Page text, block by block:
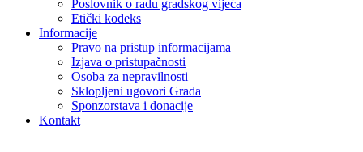
Poslovnik o radu gradskog vijeća
Etički kodeks
Informacije
Pravo na pristup informacijama
Izjava o pristupačnosti
Osoba za nepravilnosti
Sklopljeni ugovori Grada
Sponzorstava i donacije
Kontakt